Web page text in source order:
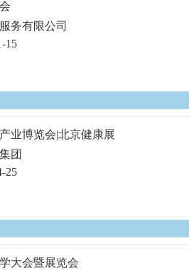
务有限公司
15
业博览会|北京健康展
团
25
大会暨展览会